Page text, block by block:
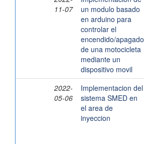
11-07
un modulo basado
en arduino para
controlar el
encendido/apagado
de una motocicleta
mediante un
dispositivo movil
2022-
05-06
Implementacion del
sistema SMED en
el area de
inyeccion